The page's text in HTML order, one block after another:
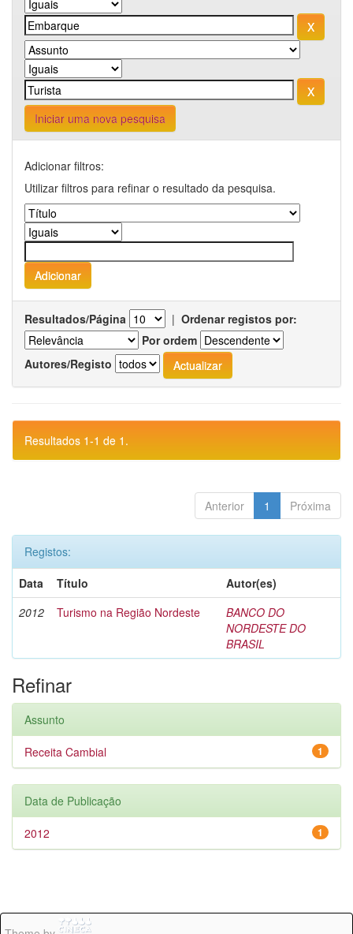
Iniciar uma nova pesquisa
Adicionar filtros:
Utilizar filtros para refinar o resultado da pesquisa.
Resultados/Página | Ordenar registos por:
Por ordem
Autores/Registo
Resultados 1-1 de 1.
Anterior 1 Próxima
Registos:
Data
Título
Autor(es)
2012
Turismo na Região Nordeste
BANCO DO
NORDESTE DO
BRASIL
Refinar
Assunto
1
Receita Cambial
Data de Publicação
1
2012